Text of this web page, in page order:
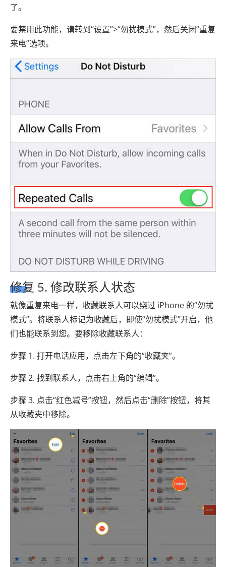
了。
要禁用此功能，请转到“设置”>“勿扰模式”，然后关闭“重复
来电”选项。
修复 5. 修改联系人状态
就像重复来电一样，收藏联系人可以绕过 iPhone 的“勿扰
模式”。将联系人标记为收藏后，即使“勿扰模式”开启，他
们也能联系到您。要移除收藏联系人：
步骤 1. 打开电话应用，点击左下角的“收藏夹”。
步骤 2. 找到联系人，点击右上角的“编辑”。
步骤 3. 点击“红色减号”按钮，然后点击“删除”按钮，将其
从收藏夹中移除。